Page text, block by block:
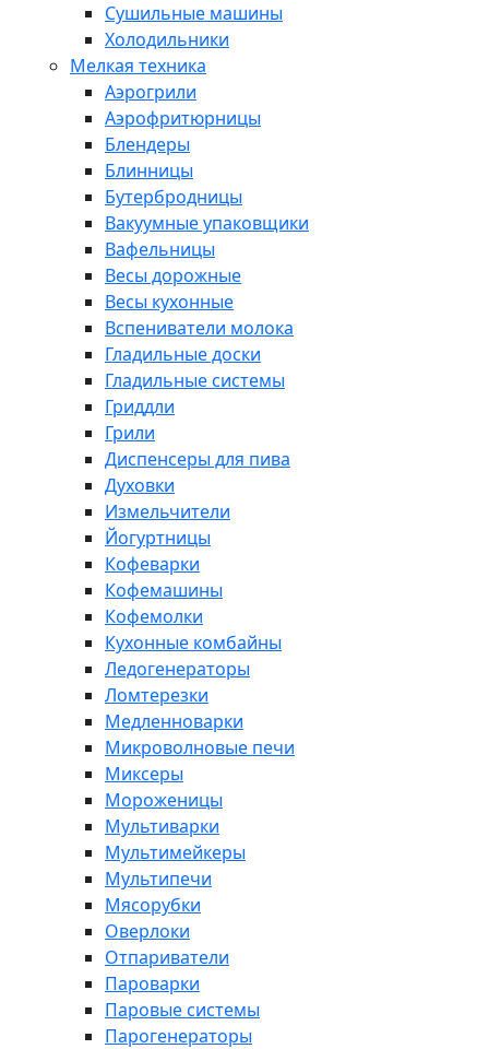
Сушильные машины
Холодильники
Мелкая техника
Аэрогрили
Аэрофритюрницы
Блендеры
Блинницы
Бутербродницы
Вакуумные упаковщики
Вафельницы
Весы дорожные
Весы кухонные
Вспениватели молока
Гладильные доски
Гладильные системы
Гриддли
Грили
Диспенсеры для пива
Духовки
Измельчители
Йогуртницы
Кофеварки
Кофемашины
Кофемолки
Кухонные комбайны
Ледогенераторы
Ломтерезки
Медленноварки
Микроволновые печи
Миксеры
Мороженицы
Мультиварки
Мультимейкеры
Мультипечи
Мясорубки
Оверлоки
Отпариватели
Пароварки
Паровые системы
Парогенераторы